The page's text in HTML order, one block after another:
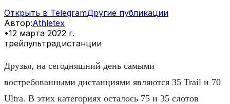
Открыть в TelegramДругие публикации
Автор:Athletex
•12 марта 2022 г.
трейлультрадистанции
Друзья, на сегодняшний день самыми
востребованными дистанциями являются 35 Trail и 70
Ultra. В этих категориях осталось 75 и 35 слотов